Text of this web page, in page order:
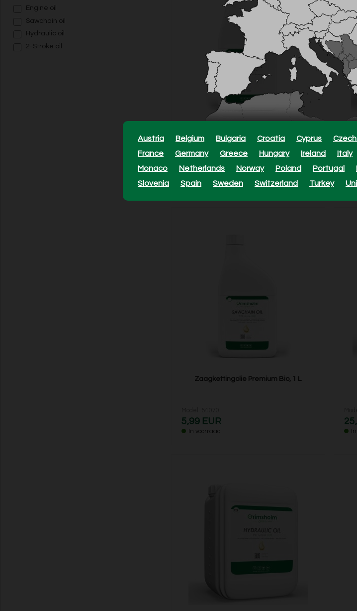
Austria Belgium Bulgaria Croatia Cyprus
France
Germany Greece Hungary Ireland Italy
Monaco
Netherlands Norway Poland Portugal
Slovenia
Spain Sweden Switzerland Turkey
Engine oil
Sawchain oil
Hydraulic oil
2-Stroke oil
Model: 54050
5,99 EUR
In voorraad
Zaagkettingolie Premium Bio, 1 L
5,99 EUR
In voorraad